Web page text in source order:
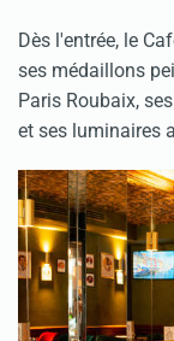
Dès l'entrée, le
ses médaillons
Paris Roubaix,
et ses luminaires